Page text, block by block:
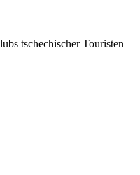
tschechischer Touristen